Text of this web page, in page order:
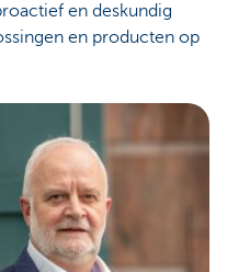
en deskundig
en producten op